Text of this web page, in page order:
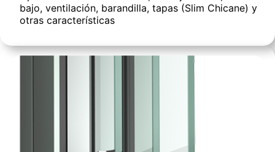
bajo, ventilación, barandilla, tapas (Slim Chicane) y
otras características